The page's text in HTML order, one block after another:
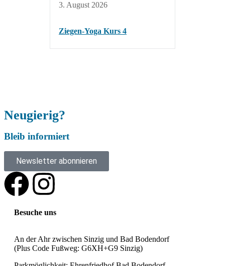
3. August 2026
Ziegen-Yoga Kurs 4
Neugierig?
Bleib informiert
Newsletter abonnieren
Besuche uns
An der Ahr zwischen Sinzig und Bad Bodendorf
(Plus Code Fußweg: G6XH+G9 Sinzig)